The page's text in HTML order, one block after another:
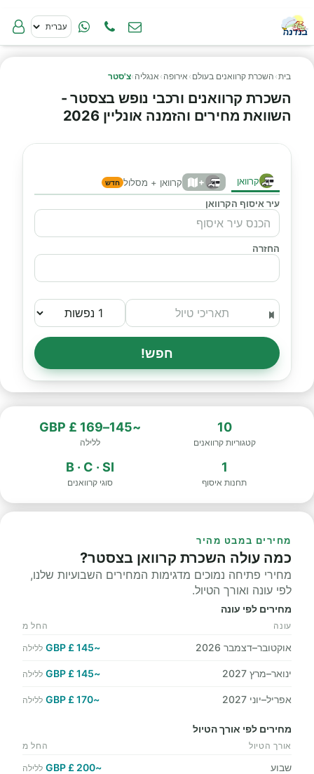
בית› השכרת קרוואנים בעולם › אירופה › אנגליה ›צ'סטר
השכרת קרוואנים ורכבי נופש בצסטר -
השוואת מחירים והזמנה אונליין 2026
קרוואן + קרוואן + מסלול חדש
עיר איסוף הקרוואן
החזרה
חפש!
10
קטגוריות קרוואנים
~145–169 £ GBP
ללילה
1
תחנות איסוף
B · C · SI
סוגי קרוואנים
מחירים במבט מהיר
כמה עולה השכרת קרוואן בצסטר?
מחירי פתיחה נמוכים מדגימות המחירים השבועיות שלנו,
לפי עונה ואורך הטיול.
מחירים לפי עונה
עונה החל מ
אוקטובר–דצמבר 2026 ~145 £ GBP ללילה
ינואר–מרץ 2027 ~145 £ GBP ללילה
אפריל–יוני 2027 ~170 £ GBP ללילה
מחירים לפי אורך הטיול
אורך הטיול החל מ
שבוע ~200 £ GBP ללילה